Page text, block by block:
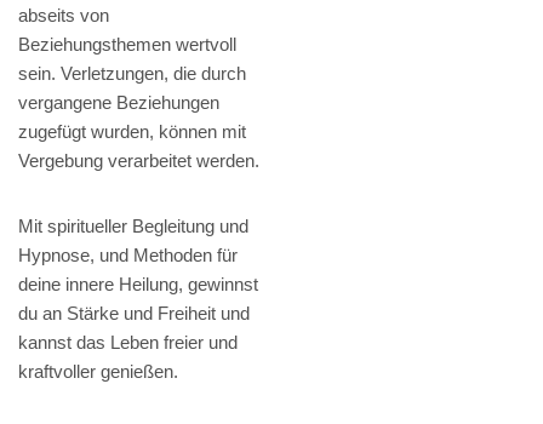
abseits von
Beziehungsthemen wertvoll
sein. Verletzungen, die durch
vergangene Beziehungen
zugefügt wurden, können mit
Vergebung verarbeitet werden.
Mit spiritueller Begleitung und
Hypnose, und Methoden für
deine innere Heilung, gewinnst
du an Stärke und Freiheit und
kannst das Leben freier und
kraftvoller genießen.